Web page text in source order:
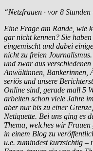
“Netzfrauen · vor 8 Stunden
Eine Frage am Rande, wie
gar nicht kennen? Sie
eingemischt und dabei
nicht zu freien
und zwar aus
Anwältinnen, Bankerinnen,
seriös und unsere
Online sind, gerade mall 5
arbeiten schon viele Jahre
aber nur bis zu einer
Netiquette. Bei uns ging es
Thema, welches wir Frauen
in einem Blog zu
u.e. zumindest kurzsichtig